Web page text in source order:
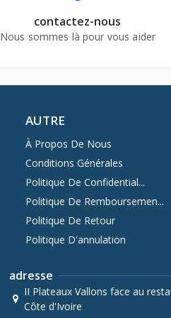
contactez-nous
Nous sommes là pour vous aider
AUTRE
À Propos De Nous
Conditions Générales
Politique De Confidential...
Politique De Remboursemen...
Politique De Retour
Politique D'annulation
adresse
II Plateaux Vallons face au
Côte d'Ivoire